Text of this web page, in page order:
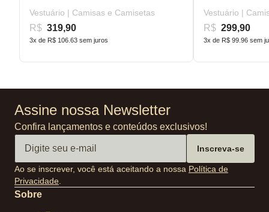
Vestuário | Camisas e Camisetas
R$ 319,90
3x de R$ 106.63 sem juros
Vestuário |
R$ 299,90
3x de R$ 99.96 sem
Assine nossa Newsletter
Confira lançamentos e conteúdos exclusivos!
Inscreva-se
Ao se inscrever, você está aceitando a nossa Política de
Privacidade
Sobre